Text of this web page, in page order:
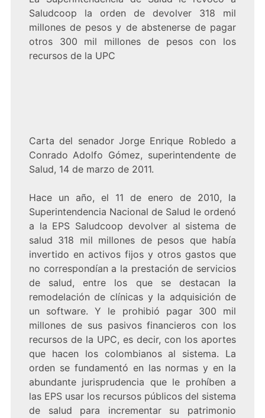
Saludcoop la orden de devolver 318 mil
millones de pesos y de abstenerse de pagar
otros 300 mil millones de pesos con los
recursos de la UPC
Carta del senador Jorge Enrique Robledo a
Conrado Adolfo Gómez, superintendente de
Salud, 14 de marzo de 2011.
Hace un año, el 11 de enero de 2010, la
Superintendencia Nacional de Salud le ordenó
a la EPS Saludcoop devolver al sistema de
salud 318 mil millones de pesos que había
invertido en activos fijos y otros gastos que
no correspondían a la prestación de servicios
de salud, entre los que se destacan la
remodelación de clínicas y la adquisición de
un software. Y le prohibió pagar 300 mil
millones de sus pasivos financieros con los
recursos de la UPC, es decir, con los aportes
que hacen los colombianos al sistema. La
orden se fundamentó en las normas y en la
abundante jurisprudencia que le prohíben a
las EPS usar los recursos públicos del sistema
de salud para incrementar su patrimonio